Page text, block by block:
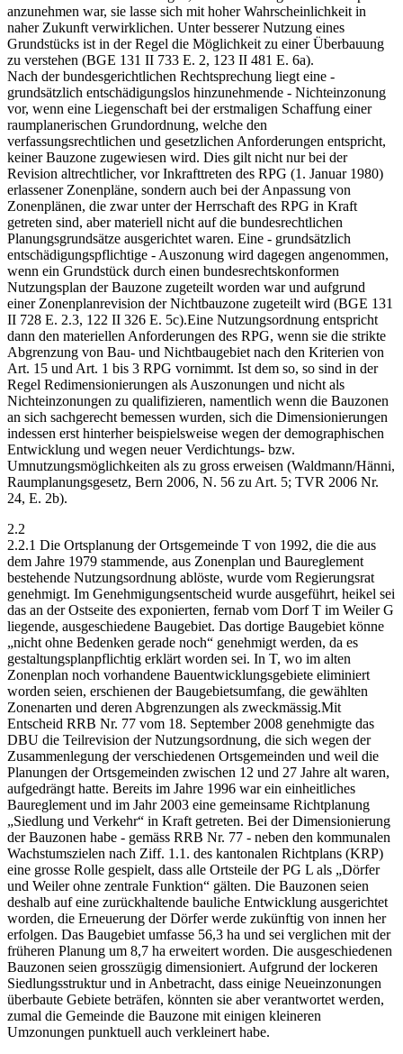
anzunehmen war, sie lasse sich mit hoher Wahrscheinlichkeit in
naher Zukunft verwirklichen. Unter besserer Nutzung eines
Grundstücks ist in der Regel die Möglichkeit zu einer Überbauung
zu verstehen (BGE 131 II 733 E. 2, 123 II 481 E. 6a).
Nach der bundesgerichtlichen Rechtsprechung liegt eine -
grundsätzlich entschädigungslos hinzunehmende - Nichteinzonung
vor, wenn eine Liegenschaft bei der erstmaligen Schaffung einer
raumplanerischen Grundordnung, welche den
verfassungsrechtlichen und gesetzlichen Anforderungen entspricht,
keiner Bauzone zugewiesen wird. Dies gilt nicht nur bei der
Revision altrechtlicher, vor Inkrafttreten des RPG (1. Januar 1980)
erlassener Zonenpläne, sondern auch bei der Anpassung von
Zonenplänen, die zwar unter der Herrschaft des RPG in Kraft
getreten sind, aber materiell nicht auf die bundesrechtlichen
Planungsgrundsätze ausgerichtet waren. Eine - grundsätzlich
entschädigungspflichtige - Auszonung wird dagegen angenommen,
wenn ein Grundstück durch einen bundesrechtskonformen
Nutzungsplan der Bauzone zugeteilt worden war und aufgrund
einer Zonenplanrevision der Nichtbauzone zugeteilt wird (BGE 131
II 728 E. 2.3, 122 II 326 E. 5c).Eine Nutzungsordnung entspricht
dann den materiellen Anforderungen des RPG, wenn sie die strikte
Abgrenzung von Bau- und Nichtbaugebiet nach den Kriterien von
Art. 15 und Art. 1 bis 3 RPG vornimmt. Ist dem so, so sind in der
Regel Redimensionierungen als Auszonungen und nicht als
Nichteinzonungen zu qualifizieren, namentlich wenn die Bauzonen
an sich sachgerecht bemessen wurden, sich die Dimensionierungen
indessen erst hinterher beispielsweise wegen der demographischen
Entwicklung und wegen neuer Verdichtungs- bzw.
Umnutzungsmöglichkeiten als zu gross erweisen (Waldmann/Hänni,
Raumplanungsgesetz, Bern 2006, N. 56 zu Art. 5; TVR 2006 Nr.
24, E. 2b).
2.2
2.2.1 Die Ortsplanung der Ortsgemeinde T von 1992, die die aus
dem Jahre 1979 stammende, aus Zonenplan und Baureglement
bestehende Nutzungsordnung ablöste, wurde vom Regierungsrat
genehmigt. Im Genehmigungsentscheid wurde ausgeführt, heikel sei
das an der Ostseite des exponierten, fernab vom Dorf T im Weiler G
liegende, ausgeschiedene Baugebiet. Das dortige Baugebiet könne
„nicht ohne Bedenken gerade noch“ genehmigt werden, da es
gestaltungsplanpflichtig erklärt worden sei. In T, wo im alten
Zonenplan noch vorhandene Bauentwicklungsgebiete eliminiert
worden seien, erschienen der Baugebietsumfang, die gewählten
Zonenarten und deren Abgrenzungen als zweckmässig.Mit
Entscheid RRB Nr. 77 vom 18. September 2008 genehmigte das
DBU die Teilrevision der Nutzungsordnung, die sich wegen der
Zusammenlegung der verschiedenen Ortsgemeinden und weil die
Planungen der Ortsgemeinden zwischen 12 und 27 Jahre alt waren,
aufgedrängt hatte. Bereits im Jahre 1996 war ein einheitliches
Baureglement und im Jahr 2003 eine gemeinsame Richtplanung
„Siedlung und Verkehr“ in Kraft getreten. Bei der Dimensionierung
der Bauzonen habe - gemäss RRB Nr. 77 - neben den kommunalen
Wachstumszielen nach Ziff. 1.1. des kantonalen Richtplans (KRP)
eine grosse Rolle gespielt, dass alle Ortsteile der PG L als „Dörfer
und Weiler ohne zentrale Funktion“ gälten. Die Bauzonen seien
deshalb auf eine zurückhaltende bauliche Entwicklung ausgerichtet
worden, die Erneuerung der Dörfer werde zukünftig von innen her
erfolgen. Das Baugebiet umfasse 56,3 ha und sei verglichen mit der
früheren Planung um 8,7 ha erweitert worden. Die ausgeschiedenen
Bauzonen seien grosszügig dimensioniert. Aufgrund der lockeren
Siedlungsstruktur und in Anbetracht, dass einige Neueinzonungen
überbaute Gebiete beträfen, könnten sie aber verantwortet werden,
zumal die Gemeinde die Bauzone mit einigen kleineren
Umzonungen punktuell auch verkleinert habe.